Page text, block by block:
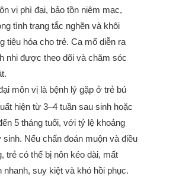
vị phì đại, bảo tồn niêm mạc,
tình trạng tắc nghẽn và khôi
tiêu hóa cho trẻ. Ca mổ diễn ra
nhi được theo dõi và chăm sóc
môn vị là bệnh lý gặp ở trẻ bú
hiện từ 3–4 tuần sau sinh hoặc
5 tháng tuổi, với tỷ lệ khoảng
sinh. Nếu chẩn đoán muộn và điều
trẻ có thể bị nôn kéo dài, mất
suy kiệt và khó hồi phục.